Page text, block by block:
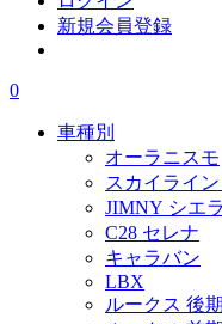
新規会員登録
0
車種別
オーラニスモ
スカイライ
JIMNY シエ
C28 セレナ
キャラバン
LBX
ルークス 後期